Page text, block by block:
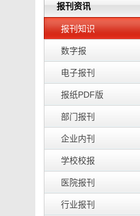
报刊资讯
报刊知识
数字报
电子报刊
报纸PDF版
部门报刊
企业内刊
学校校报
医院报刊
行业报刊